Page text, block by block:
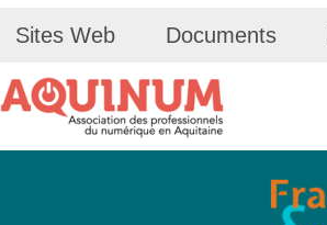
Sites Web Documents